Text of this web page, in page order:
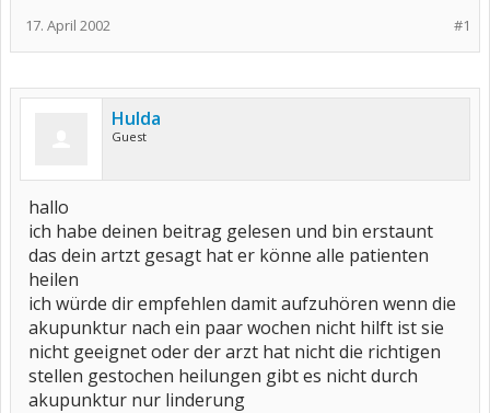
#1
17. April 2002
Hulda
Guest
hallo
ich habe deinen beitrag gelesen und bin erstaunt
das dein artzt gesagt hat er könne alle patienten
heilen
ich würde dir empfehlen damit aufzuhören wenn die
akupunktur nach ein paar wochen nicht hilft ist sie
nicht geeignet oder der arzt hat nicht die richtigen
stellen gestochen heilungen gibt es nicht durch
akupunktur nur linderung